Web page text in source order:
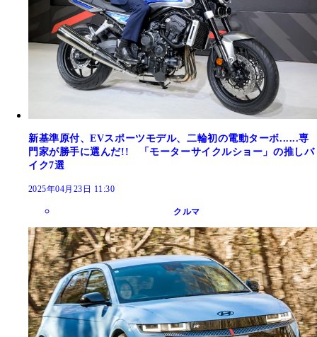
新基準原付、EVスポーツモデル、二輪初の電動ターボ......専
門家が勝手に選んだ!! 「モーターサイクルショー」の推しバ
イク7選
2025年04月23日 11:30
クルマ